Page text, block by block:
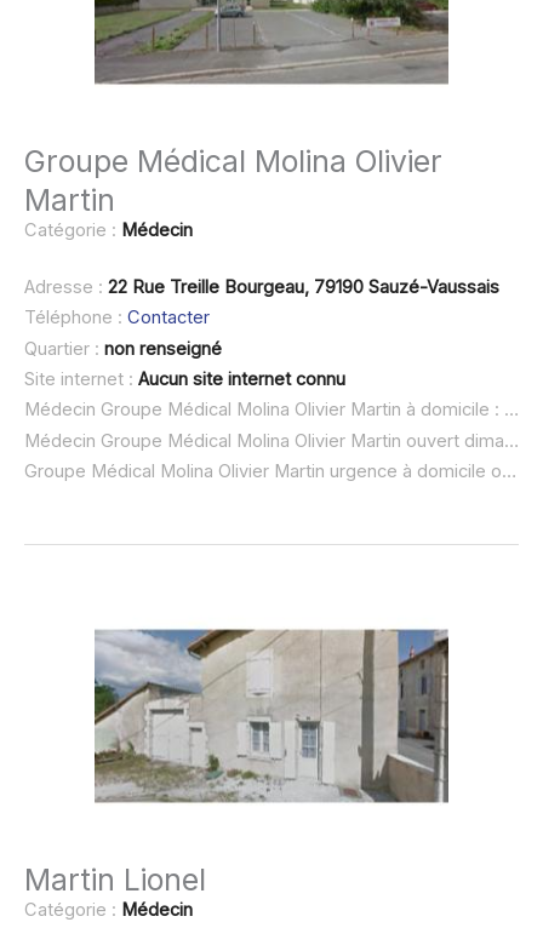
Groupe Médical Molina Olivier
Martin
Catégorie : Médecin
Adresse : 22 Rue Treille Bourgeau, 79190 Sauzé-Vaussais
Téléphone : Contacter
Quartier : non renseigné
Site internet : Aucun site internet connu
Médecin Groupe Médical Molina Olivier Martin à domicile :
non
Médecin Groupe Médical Molina Olivier Martin ouvert dimanche :
Groupe Médical Molina Olivier Martin urgence à domicile ou SOS médecin :
Martin Lionel
Catégorie : Médecin